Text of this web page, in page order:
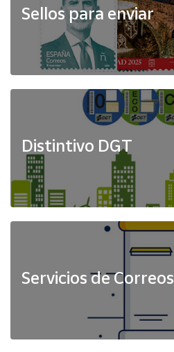
Sellos para enviar
Distintivo DGT
Servicios de Correos